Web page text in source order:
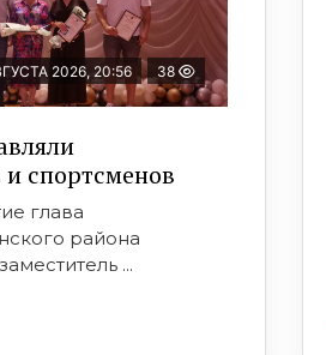
2026, 20:56 38
спортсменов
глава
района
...